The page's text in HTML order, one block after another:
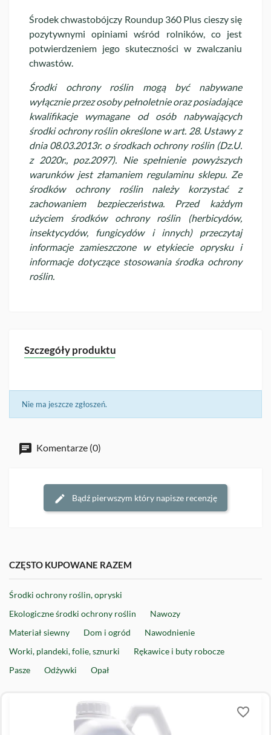
Środek chwastobójczy Roundup 360 Plus cieszy się
pozytywnymi opiniami wśród rolników, co jest
potwierdzeniem jego skuteczności w zwalczaniu
chwastów.
Środki ochrony roślin mogą być nabywane
wyłącznie przez osoby pełnoletnie oraz posiadające
kwalifikacje wymagane od osób nabywających
środki ochrony roślin określone w art. 28. Ustawy z
dnia 08.03.2013r. o środkach ochrony roślin (Dz.U.
z 2020r., poz.2097). Nie spełnienie powyższych
warunków jest złamaniem regulaminu sklepu. Ze
środków ochrony roślin należy korzystać z
zachowaniem bezpieczeństwa. Przed każdym
użyciem środków ochrony roślin (herbicydów,
insektycydów, fungicydów i innych) przeczytaj
informacje zamieszczone w etykiecie oprysku i
informacje dotyczące stosowania środka ochrony
roślin.
Szczegóły produktu
Nie ma jeszcze zgłoszeń.
Komentarze (0)
Bądź pierwszym który napisze recenzję
CZĘSTO KUPOWANE RAZEM
Środki ochrony roślin, opryski
Ekologiczne środki ochrony roślin
Nawozy
Materiał siewny
Dom i ogród
Nawodnienie
Worki, plandeki, folie, sznurki
Rękawice i buty robocze
Pasze
Odżywki Opał
favorite_border